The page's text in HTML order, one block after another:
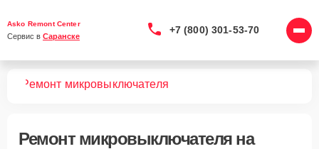
Asko Remont Center
Сервис в Саранске
+7 (800) 301-53-70
Ремонт микровыключателя
Ремонт микровыключателяна